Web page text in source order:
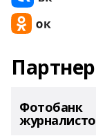
Фотобанк